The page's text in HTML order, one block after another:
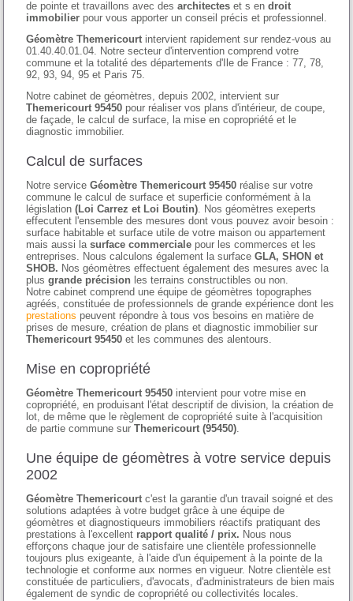
de pointe et travaillons avec desarchitectes et s endroit
immobilier pour vous apporter un conseil précis et professionnel.
Géomètre Themericourt intervient rapidement sur rendez-vous au
01.40.40.01.04. Notre secteur d'intervention comprend votre
commune et la totalité des départements d'Ile de France : 77, 78,
92, 93, 94, 95 et Paris 75.
Notre cabinet de géomètres, depuis 2002, intervient sur
Themericourt 95450 pour réaliser vos plans d'intérieur, de coupe,
de façade, le calcul de surface, la mise en copropriété et le
diagnostic immobilier.
Calcul de surfaces
Notre serviceGéomètre Themericourt 95450 réalise sur votre
commune le calcul de surface et superficie conformément à la
législation(Loi Carrez et Loi Boutin). Nos géomètres exeperts
effecutent l'ensemble des mesures dont vous pouvez avoir besoin :
surface habitable et surface utile de votre maison ou appartement
mais aussi lasurface commerciale pour les commerces et les
entreprises. Nous calculons également la surfaceGLA, SHON et
SHOB. Nos géomètres effectuent également des mesures avec la
plusgrande précision les terrains constructibles ou non.
Notre cabinet comprend une équipe de géomètres topographes
agréés, constituée de professionnels de grande expérience dont les
prestations peuvent répondre à tous vos besoins en matière de
prises de mesure, création de plans et diagnostic immobilier sur
Themericourt 95450 et les communes des alentours.
Mise en copropriété
Géomètre Themericourt 95450 intervient pour votre mise en
copropriété, en produisant l'état descriptif de division, la création de
lot, de même que le règlement de copropriété suite à l'acquisition
de partie commune surThemericourt (95450).
Une équipe de géomètres à votre service depuis
2002
Géomètre Themericourt c'est la garantie d'un travail soigné et des
solutions adaptées à votre budget grâce à une équipe de
géomètres et diagnostiqueurs immobiliers réactifs pratiquant des
prestations à l'excellent rapport qualité / prix. Nous nous
efforçons chaque jour de satisfaire une clientèle professionnelle
toujours plus exigeante, à l'aide d'un équipement à la pointe de la
technologie et conforme aux normes en vigueur. Notre clientèle est
constituée de particuliers, d'avocats, d'administrateurs de bien mais
également de syndic de copropriété ou collectivités locales.